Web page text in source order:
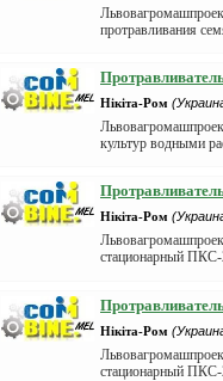
протравливания
Нікіта-Ром
культур водными
Нікіта-Ром
стационарный ПКС-
Нікіта-Ром
стационарный ПКС-